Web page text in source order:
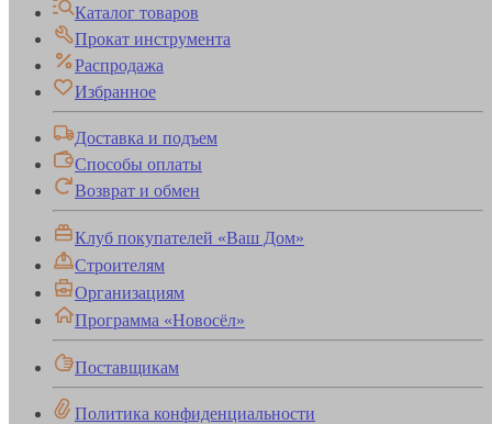
Каталог товаров
Прокат инструмента
Распродажа
Избранное
Доставка и подъем
Способы оплаты
Возврат и обмен
Клуб покупателей «Ваш Дом»
Строителям
Организациям
Программа «Новосёл»
Поставщикам
Политика конфиденциальности